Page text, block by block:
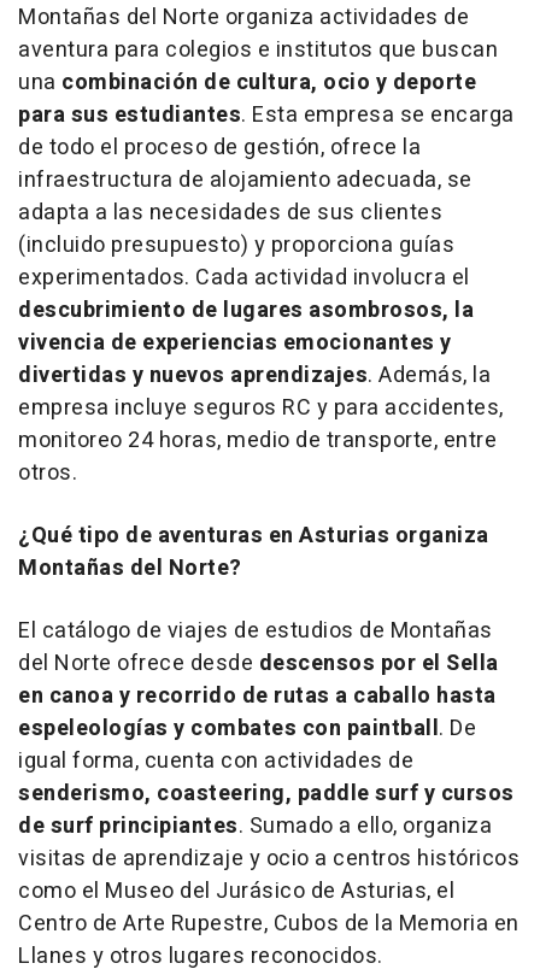
Montañas del Norte organiza actividades de
aventura para colegios e institutos que buscan
una combinación de cultura, ocio y deporte
para sus estudiantes. Esta empresa se encarga
de todo el proceso de gestión, ofrece la
infraestructura de alojamiento adecuada, se
adapta a las necesidades de sus clientes
(incluido presupuesto) y proporciona guías
experimentados. Cada actividad involucra el
descubrimiento de lugares asombrosos, la
vivencia de experiencias emocionantes y
divertidas y nuevos aprendizajes. Además, la
empresa incluye seguros RC y para accidentes,
monitoreo 24 horas, medio de transporte, entre
otros.
¿Qué tipo de aventuras en Asturias organiza
Montañas del Norte?
El catálogo de viajes de estudios de Montañas
del Norte ofrece desde descensos por el Sella
en canoa y recorrido de rutas a caballo hasta
espeleologías y combates con paintball. De
igual forma, cuenta con actividades de
senderismo, coasteering, paddle surfy cursos
desurf principiantes. Sumado a ello, organiza
visitas de aprendizaje y ocio a centros históricos
como el Museo del Jurásico de Asturias, el
Centro de Arte Rupestre, Cubos de la Memoria en
Llanes y otros lugares reconocidos.